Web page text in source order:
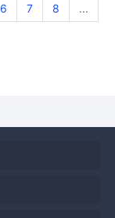
6 7 8
...